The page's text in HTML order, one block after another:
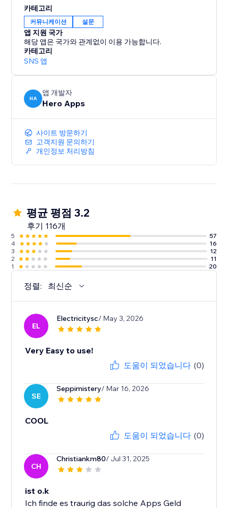
카테고리
커뮤니케이션 설문
앱 지원 국가
해당 앱은 국가와 관계없이 이용 가능합니다.
카테고리
SNS 앱
HA
앱 개발자
Hero Apps
사이트 방문하기
고객지원 문의하기
개인정보 처리방침
평균 평점 3.2
후기 116개
5
57
4
16
3
12
2
11
1
20
정렬: 최신순
EL
Electricitysc/ May 3, 2026
Very Easy to use!
도움이 되었습니다 (0)
SE
Seppimistery/ Mar 16, 2026
COOL
도움이 되었습니다 (0)
CH
Christiankm80/ Jul 31, 2025
ist o.k
Ich finde es traurig das solche Apps Geld